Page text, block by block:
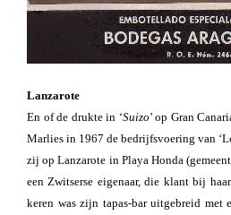
Lanzarote
En of de drukte in ‘Suizo’ op Gran
Marlies in 1967 de bedrijfsvoering van
zij op Lanzarote in Playa Honda
een Zwitserse eigenaar, die klant bij
keren was zijn tapas-bar uitgebreid met